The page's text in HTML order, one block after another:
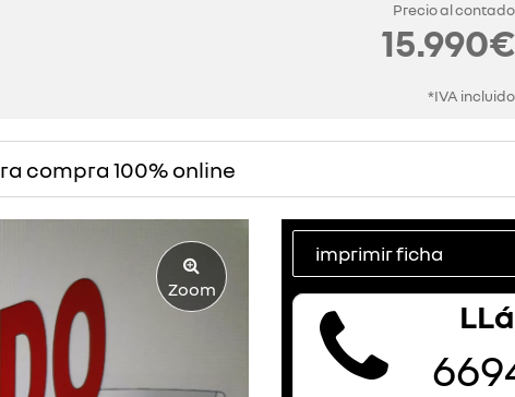
Precio al contado
15.990€
*IVA incluido
compra 100% online
Zoom
imprimir ficha